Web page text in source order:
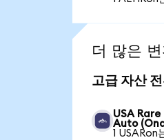
더 많은
고급 자산
USA
Auto
1 USARon